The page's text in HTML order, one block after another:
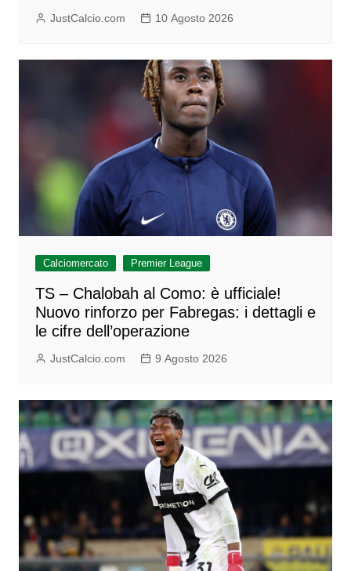
JustCalcio.com 10 Agosto 2026
Calciomercato Premier League
TS – Chalobah al Como: è ufficiale!
Nuovo rinforzo per Fabregas: i dettagli e
le cifre dell’operazione
JustCalcio.com 9 Agosto 2026